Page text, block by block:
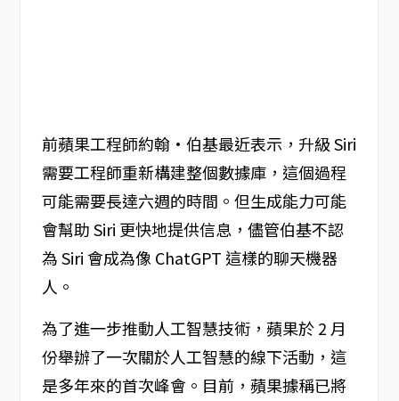
前蘋果工程師約翰·伯基最近表示，升級 Siri
需要工程師重新構建整個數據庫，這個過程
可能需要長達六週的時間。但生成能力可能
會幫助 Siri 更快地提供信息，儘管伯基不認
為 Siri 會成為像 ChatGPT 這樣的聊天機器
人。
為了進一步推動人工智慧技術，蘋果於 2 月
份舉辦了一次關於人工智慧的線下活動，這
是多年來的首次峰會。目前，蘋果據稱已將